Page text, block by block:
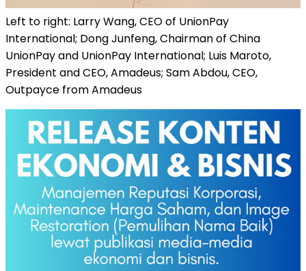
Left to right: Larry Wang, CEO of UnionPay
International; Dong Junfeng, Chairman of China
UnionPay and UnionPay International; Luis Maroto,
President and CEO, Amadeus; Sam Abdou, CEO,
Outpayce from Amadeus